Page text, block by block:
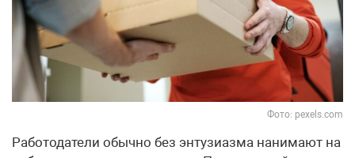
Фото: pexels.com
Работодатели обычно без энтузиазма нанимают на